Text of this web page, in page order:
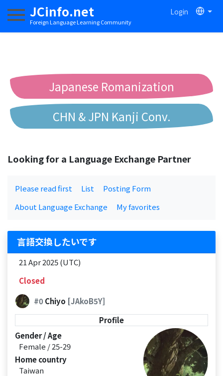
JCinfo.net
Foreign Language Learning Community
Login
Toggle navigation
Japanese Romanization
CHN & JPN Kanji Conv.
Looking for a Language Exchange Partner
Please read first List
Posting Form
About Language Exchange
My favorites
言語交換したいです
21 Apr 2025 (UTC)
Closed
#0Chiyo [JAkoB5Y]
Profile
Gender / Age
Female / 25-29
Home country
Taiwan